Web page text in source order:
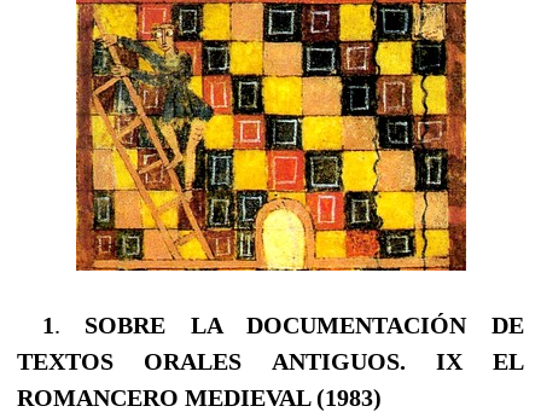
1. SOBRE LA DOCUMENTACIÓN DE
TEXTOS ORALES ANTIGUOS. IX EL
ROMANCERO MEDIEVAL (1983)